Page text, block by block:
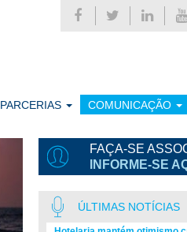
PARCERIAS COMUNICAÇÃO
FAÇA-SE
INFORME-SE
ÚLTIMAS NOTÍCIAS